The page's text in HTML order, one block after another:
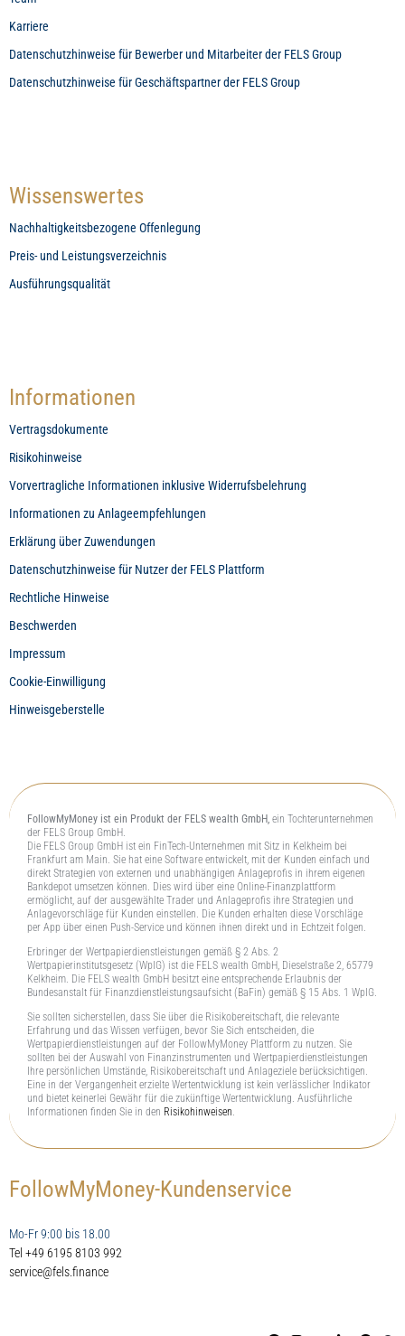
Karriere
Datenschutzhinweise für Bewerber und Mitarbeiter der FELS Group
Datenschutzhinweise für Geschäftspartner der FELS Group
Wissenswertes
Nachhaltigkeitsbezogene Offenlegung
Preis- und Leistungsverzeichnis
Ausführungsqualität
Informationen
Vertragsdokumente
Risikohinweise
Vorvertragliche Informationen inklusive Widerrufsbelehrung
Informationen zu Anlageempfehlungen
Erklärung über Zuwendungen
Datenschutzhinweise für Nutzer der FELS Plattform
Rechtliche Hinweise
Beschwerden
Impressum
Cookie-Einwilligung
Hinweisgeberstelle
FollowMyMoney ist ein Produkt der FELS wealth GmbH,ein Tochterunternehmen
der FELS Group GmbH.
Die FELS Group GmbH ist ein FinTech-Unternehmen mit Sitz in Kelkheim bei
Frankfurt am Main. Sie hat eine Software entwickelt, mit der Kunden einfach und
direkt Strategien von externen und unabhängigen Anlageprofis in ihrem eigenen
Bankdepot umsetzen können. Dies wird über eine Online-Finanzplattform
ermöglicht, auf der ausgewählte Trader und Anlageprofis ihre Strategien und
Anlagevorschläge für Kunden einstellen. Die Kunden erhalten diese Vorschläge
per App über einen Push-Service und können ihnen direkt und in Echtzeit folgen.
Erbringer der Wertpapierdienstleistungen gemäß § 2 Abs. 2
Wertpapierinstitutsgesetz (WpIG) ist die FELS wealth GmbH, Dieselstraße 2, 65779
Kelkheim. Die FELS wealth GmbH besitzt eine entsprechende Erlaubnis der
Bundesanstalt für Finanzdienstleistungsaufsicht (BaFin) gemäß § 15 Abs. 1 WpIG.
Sie sollten sicherstellen, dass Sie über die Risikobereitschaft, die relevante
Erfahrung und das Wissen verfügen, bevor Sie Sich entscheiden, die
Wertpapierdienstleistungen auf der FollowMyMoney Plattform zu nutzen. Sie
sollten bei der Auswahl von Finanzinstrumenten und Wertpapierdienstleistungen
Ihre persönlichen Umstände, Risikobereitschaft und Anlageziele berücksichtigen.
Eine in der Vergangenheit erzielte Wertentwicklung ist kein verlässlicher Indikator
und bietet keinerlei Gewähr für die zukünftige Wertentwicklung. Ausführliche
Informationen finden Sie in den Risikohinweisen.
FollowMyMoney-Kundenservice
Mo-Fr 9:00 bis 18.00
Tel +49 6195 8103 992
service@fels.finance